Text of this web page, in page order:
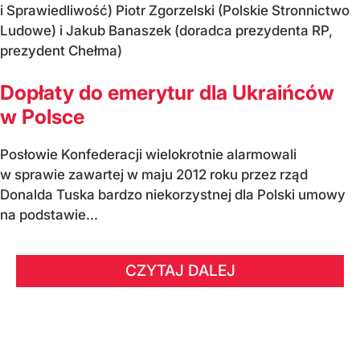
i Sprawiedliwość) Piotr Zgorzelski (Polskie Stronnictwo
Ludowe) i Jakub Banaszek (doradca prezydenta RP,
prezydent Chełma)
Dopłaty do emerytur dla Ukraińców
w Polsce
Posłowie Konfederacji wielokrotnie alarmowali
w sprawie zawartej w maju 2012 roku przez rząd
Donalda Tuska bardzo niekorzystnej dla Polski umowy
na podstawie...
CZYTAJ DALEJ